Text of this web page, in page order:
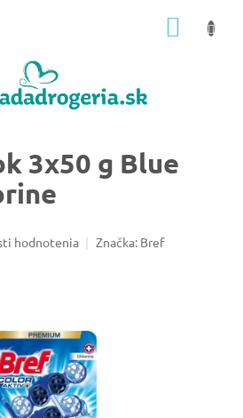
3x50 g Blue
hodnotenia Značka: Bref